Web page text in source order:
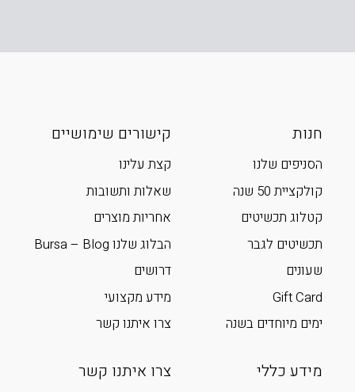
חנות
הסניפים שלנו
קולקציית 50 שנה
קטלוג תכשיטים
תכשיטים לגבר
שעונים
Gift Card
ימים מיוחדים בשנה
קישורים שימושיים
קצת עלינו
שאלות ותשובות
אחריות מוצרים
הבלוג שלנו Bursa – Blog
דרושים
מידע מקצועי
צרו איתנו קשר
מידע כללי צרו איתנו קשר